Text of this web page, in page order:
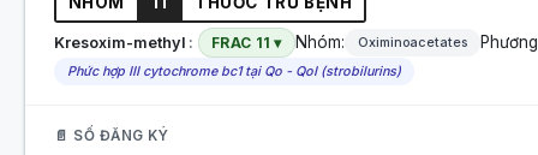
Kresoxim-methyl FRAC 11 ▾ Nhóm: Oximinoacetates
Phức hợp III cytochrome bc1 tại Qo - QoI (strobilurins)
📄 SỐ ĐĂNG KÝ